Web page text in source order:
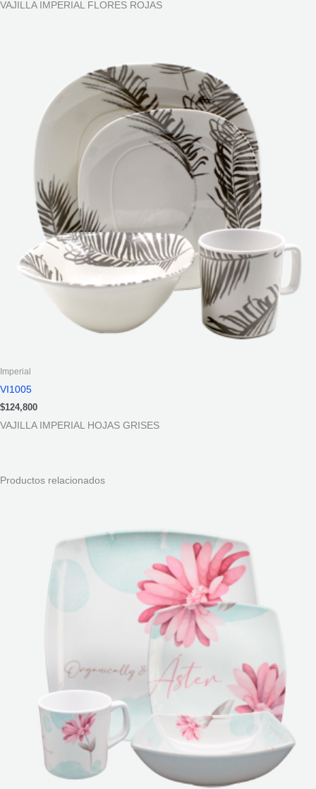
VAJILLA IMPERIAL FLORES ROJAS
Imperial
VI1005
$124,800
VAJILLA IMPERIAL HOJAS GRISES
Productos relacionados